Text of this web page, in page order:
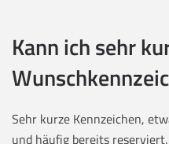
Kann ich sehr
Sehr kurze Kennzeichen,
und häufig bereits